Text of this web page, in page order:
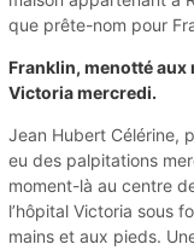
que prête-nom pour
Franklin, menotté aux
Victoria mercredi.
Jean Hubert Célérine,
eu des palpitations
moment-là au centre
l’hôpital Victoria sous
mains et aux pieds.